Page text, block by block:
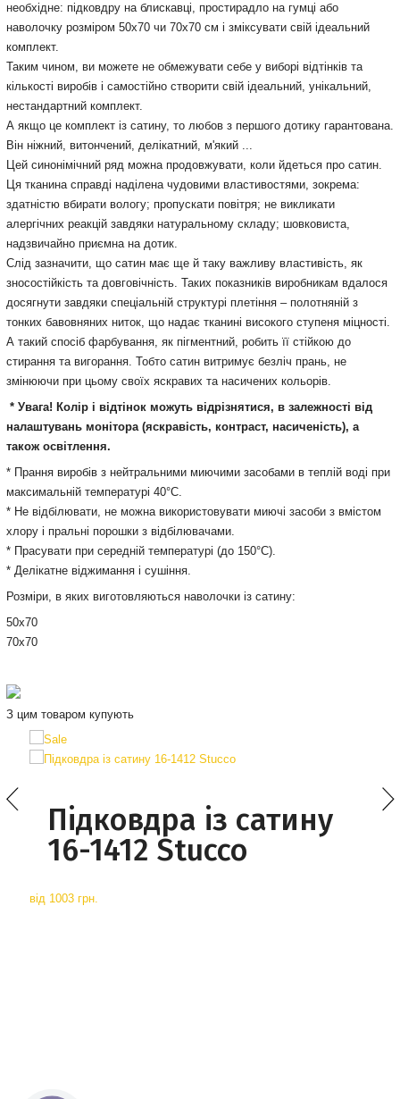
необхідне: підковдру на блискавці, простирадло на гумці або
наволочку розміром 50х70 чи 70х70 см і зміксувати свій ідеальний
комплект.
Таким чином, ви можете не обмежувати себе у виборі відтінків та
кількості виробів і самостійно створити свій ідеальний, унікальний,
нестандартний комплект.
А якщо це комплект із сатину, то любов з першого дотику гарантована.
Він ніжний, витончений, делікатний, м'який ...
Цей синонімічний ряд можна продовжувати, коли йдеться про сатин.
Ця тканина справді наділена чудовими властивостями, зокрема:
здатністю вбирати вологу; пропускати повітря; не викликати
алергічних реакцій завдяки натуральному складу; шовковиста,
надзвичайно приємна на дотик.
Слід зазначити, що сатин має ще й таку важливу властивість, як
зносостійкість та довговічність. Таких показників виробникам вдалося
досягнути завдяки спеціальній структурі плетіння – полотняній з
тонких бавовняних ниток, що надає тканині високого ступеня міцності.
А такий спосіб фарбування, як пігментний, робить її стійкою до
стирання та вигорання. Тобто сатин витримує безліч прань, не
змінюючи при цьому своїх яскравих та насичених кольорів.
* Увага! Колір і відтінок можуть відрізнятися, в залежності від
налаштувань монітора (яскравість, контраст, насиченість), а
також освітлення.
* Прання виробів з нейтральними миючими засобами в теплій воді при
максимальній температурі 40°С.
* Не відбілювати, не можна використовувати миючі засоби з вмістом
хлору і пральні порошки з відбілювачами.
* Прасувати при середній температурі (до 150°С).
* Делікатне віджимання і сушіння.
Розміри, в яких виготовляються наволочки із сатину:
50х70
70х70
З цим товаром купують
Підковдра із сатину
16-1412 Stucco
від 1003 грн.